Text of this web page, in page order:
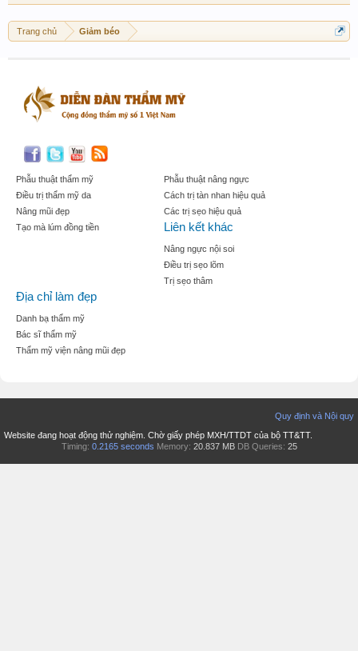
Trang chủ Giảm béo
Phẫu thuật thẩm mỹ
Điều trị thẩm mỹ da
Nâng mũi đẹp
Tạo mà lúm đồng tiền
Phẫu thuật nâng ngực
Cách trị tàn nhan hiệu quả
Các trị sẹo hiệu quả
Liên kết khác
Nâng ngực nội soi
Điều trị sẹo lõm
Trị sẹo thâm
Địa chỉ làm đẹp
Danh bạ thẩm mỹ
Bác sĩ thẩm mỹ
Thẩm mỹ viện nâng mũi đẹp
Quy định và Nội quy
Website đang hoạt động thử nghiệm. Chờ giấy phép MXH/TTDT của bộ TT&TT.
Timing: 0.2165 seconds Memory: 20.837 MB DB Queries: 25